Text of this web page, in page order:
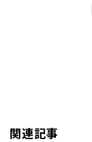
関連記事